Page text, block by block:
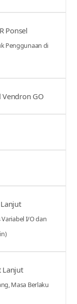
Ponsel
Penggunaan di
Vendron GO
I/O dan
Lanjut
Masa Berlaku